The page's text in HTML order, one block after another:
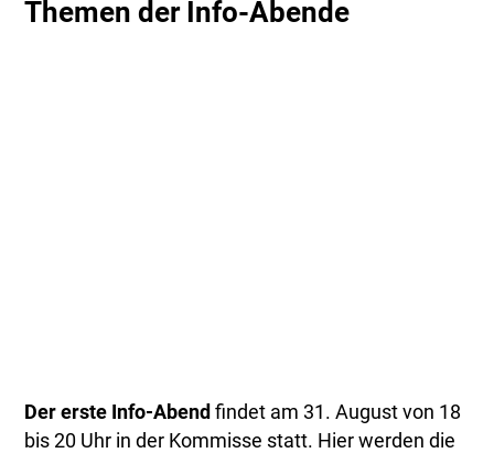
Themen der Info-Abende
Der erste Info-Abendfindet am 31. August von 18
bis 20 Uhr in der Kommisse statt. Hier werden die